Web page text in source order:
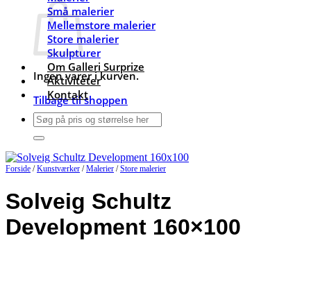
Ingen varer i kurven.
Tilbage til shoppen
Små malerier
Mellemstore malerier
Store malerier
Skulpturer
Om Galleri Surprize
Aktiviteter
Kontakt
Søg
Forside / Kunstværker / Malerier / Store malerier
Solveig Schultz
Development 160×100